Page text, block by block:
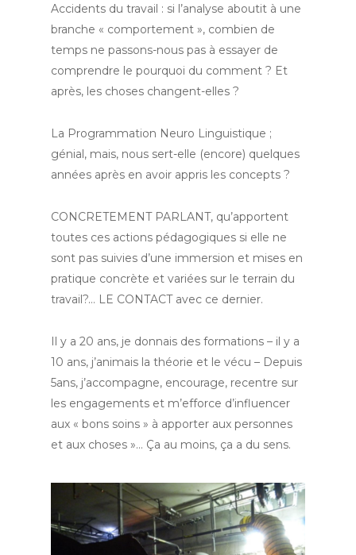
Accidents du travail : si l’analyse aboutit à une
branche « comportement », combien de
temps ne passons-nous pas à essayer de
comprendre le pourquoi du comment ? Et
après, les choses changent-elles ?
La Programmation Neuro Linguistique ;
génial, mais, nous sert-elle (encore) quelques
années après en avoir appris les concepts ?
CONCRETEMENT PARLANT, qu’apportent
toutes ces actions pédagogiques si elle ne
sont pas suivies d’une immersion et mises en
pratique concrète et variées sur le terrain du
travail?… LE CONTACT avec ce dernier.
Il y a 20 ans, je donnais des formations – il y a
10 ans, j’animais la théorie et le vécu – Depuis
5ans, j’accompagne, encourage, recentre sur
les engagements et m’efforce d’influencer
aux « bons soins » à apporter aux personnes
et aux choses »… Ça au moins, ça a du sens.